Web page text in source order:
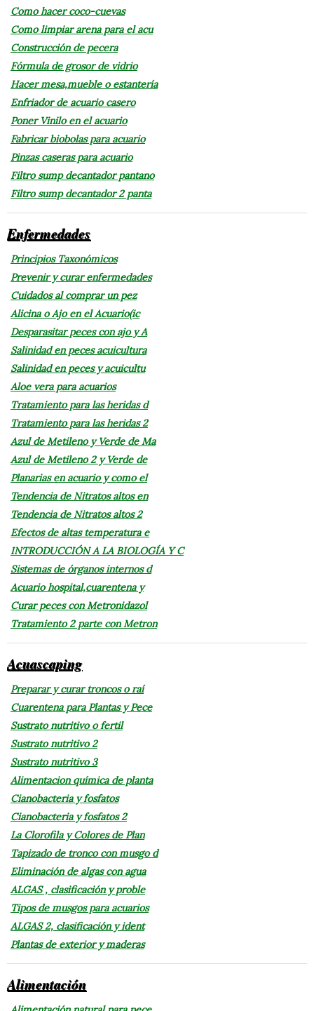
Como hacer coco-cuevas
Como limpiar arena para el acu
Construcción de pecera
Fórmula de grosor de vidrio
Hacer mesa,mueble o estantería
Enfriador de acuario casero
Poner Vinilo en el acuario
Fabricar biobolas para acuario
Pinzas caseras para acuario
Filtro sump decantador pantano
Filtro sump decantador 2 panta
Enfermedades
Principios Taxonómicos
Prevenir y curar enfermedades
Cuidados al comprar un pez
Alicina o Ajo en el Acuario(ic
Desparasitar peces con ajo y A
Salinidad en peces acuicultura
Salinidad en peces y acuicultu
Aloe vera para acuarios
Tratamiento para las heridas d
Tratamiento para las heridas 2
Azul de Metileno y Verde de Ma
Azul de Metileno 2 y Verde de
Planarias en acuario y como el
Tendencia de Nitratos altos en
Tendencia de Nitratos altos 2
Efectos de altas temperatura e
INTRODUCCIÓN A LA BIOLOGÍA Y C
Sistemas de órganos internos d
Acuario hospital,cuarentena y
Curar peces con Metronidazol
Tratamiento 2 parte con Metron
Acuascaping
Preparar y curar troncos o raí
Cuarentena para Plantas y Pece
Sustrato nutritivo o fertil
Sustrato nutritivo 2
Sustrato nutritivo 3
Alimentacion química de planta
Cianobacteria y fosfatos
Cianobacteria y fosfatos 2
La Clorofila y Colores de Plan
Tapizado de tronco con musgo d
Eliminación de algas con agua
ALGAS , clasificación y proble
Tipos de musgos para acuarios
ALGAS 2, clasificación y ident
Plantas de exterior y maderas
Alimentación